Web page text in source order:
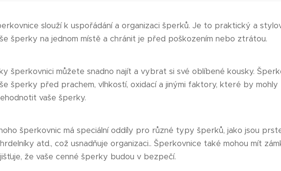
slouží k uspořádání a organizaci šperků. Je to praktický a
šperky na jednom místě a chránit je před poškozením nebo ztrátou.
šperkovnici můžete snadno najít a vybrat si své oblíbené kousky.
šperky před prachem, vlhkostí, oxidací a jinými faktory, které by
vaše šperky.
šperkovnic má speciální oddíly pro různé typy šperků, jako jsou
atd., což usnadňuje organizaci.. Šperkovnice také mohou mít
že vaše cenné šperky budou v bezpečí.